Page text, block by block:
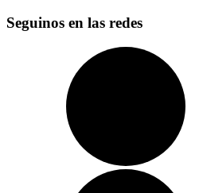
Seguinos en las redes